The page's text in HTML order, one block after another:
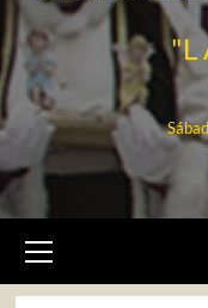
"L
primario